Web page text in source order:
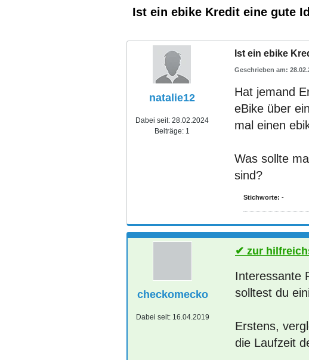
Ist ein ebike Kredit eine gute
natalie12
Dabei seit: 28.02.2024
Beiträge: 1
Ist ein ebike
Hat jemand
eBike über
mal einen
Was sollte
sind?
Stichworte: -
checkomecko
Dabei seit: 16.04.2019
zur
Interessante
solltest du
Erstens,
die Laufzeit